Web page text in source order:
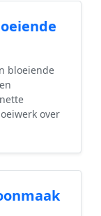
bloeiende
over